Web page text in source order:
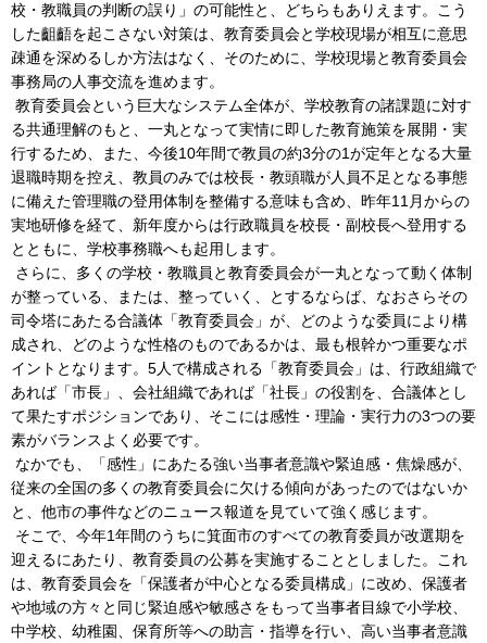
校・教職員の判断の誤り」の可能性と、どちらもありえます。こう
した齟齬を起こさない対策は、教育委員会と学校現場が相互に意思
疎通を深めるしか方法はなく、そのために、学校現場と教育委員会
事務局の人事交流を進めます。
教育委員会という巨大なシステム全体が、学校教育の諸課題に対す
る共通理解のもと、一丸となって実情に即した教育施策を展開・実
行するため、また、今後10年間で教員の約3分の1が定年となる大量
退職時期を控え、教員のみでは校長・教頭職が人員不足となる事態
に備えた管理職の登用体制を整備する意味も含め、昨年11月からの
実地研修を経て、新年度からは行政職員を校長・副校長へ登用する
とともに、学校事務職へも起用します。
さらに、多くの学校・教職員と教育委員会が一丸となって動く体制
が整っている、または、整っていく、とするならば、なおさらその
司令塔にあたる合議体「教育委員会」が、どのような委員により構
成され、どのような性格のものであるかは、最も根幹かつ重要なポ
イントとなります。5人で構成される「教育委員会」は、行政組織で
あれば「市長」、会社組織であれば「社長」の役割を、合議体とし
て果たすポジションであり、そこには感性・理論・実行力の3つの要
素がバランスよく必要です。
なかでも、「感性」にあたる強い当事者意識や緊迫感・焦燥感が、
従来の全国の多くの教育委員会に欠ける傾向があったのではないか
と、他市の事件などのニュース報道を見ていて強く感じます。
そこで、今年1年間のうちに箕面市のすべての教育委員が改選期を
迎えるにあたり、教育委員の公募を実施することとしました。これ
は、教育委員会を「保護者が中心となる委員構成」に改め、保護者
や地域の方々と同じ緊迫感や敏感さをもって当事者目線で小学校、
中学校、幼稚園、保育所等への助言・指導を行い、高い当事者意識